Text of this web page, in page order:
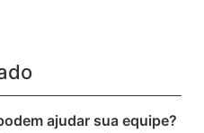
ajudar sua equipe?